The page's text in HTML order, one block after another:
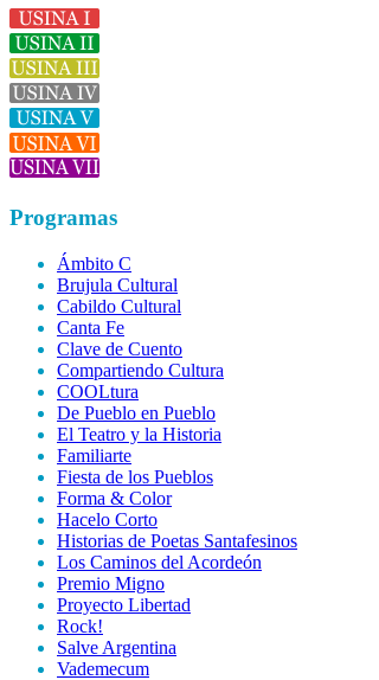
Programas
Ámbito C
Brujula Cultural
Cabildo Cultural
Canta Fe
Clave de Cuento
Compartiendo Cultura
COOLtura
De Pueblo en Pueblo
El Teatro y la Historia
Familiarte
Fiesta de los Pueblos
Forma & Color
Hacelo Corto
Historias de Poetas Santafesinos
Los Caminos del Acordeón
Premio Migno
Proyecto Libertad
Rock!
Salve Argentina
Vademecum